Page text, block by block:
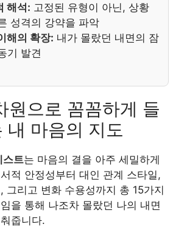
해석: 고정된 유형이 아닌, 상황
성격의 강약을 파악
해의 확장: 내가 몰랐던 내면의 잠
기 발견
원으로 꼼꼼하게 들
내 마음의 지도
스트는 마음의 결을 아주 세밀하게
적 안정성부터 대인 관계 스타일,
그리고 변화 수용성까지 총 15가지
을 통해 나조차 몰랐던 나의 내면
줍니다.